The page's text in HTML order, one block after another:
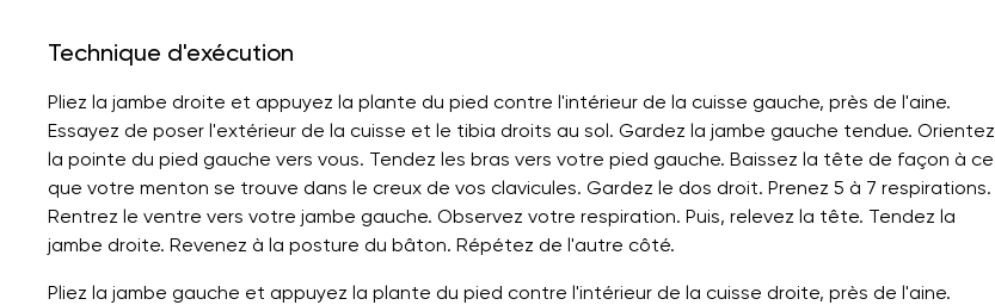
Technique d'exécution
Pliez la jambe droite et appuyez la plante du pied contre l'intérieur de la cuisse gauche, près de l'aine.
Essayez de poser l'extérieur de la cuisse et le tibia droits au sol. Gardez la jambe gauche tendue. Orientez
la pointe du pied gauche vers vous. Tendez les bras vers votre pied gauche. Baissez la tête de façon à ce
que votre menton se trouve dans le creux de vos clavicules. Gardez le dos droit. Prenez 5 à 7 respirations.
Rentrez le ventre vers votre jambe gauche. Observez votre respiration. Puis, relevez la tête. Tendez la
jambe droite. Revenez à la posture du bâton. Répétez de l'autre côté.
Pliez la jambe gauche et appuyez la plante du pied contre l'intérieur de la cuisse droite, près de l'aine.